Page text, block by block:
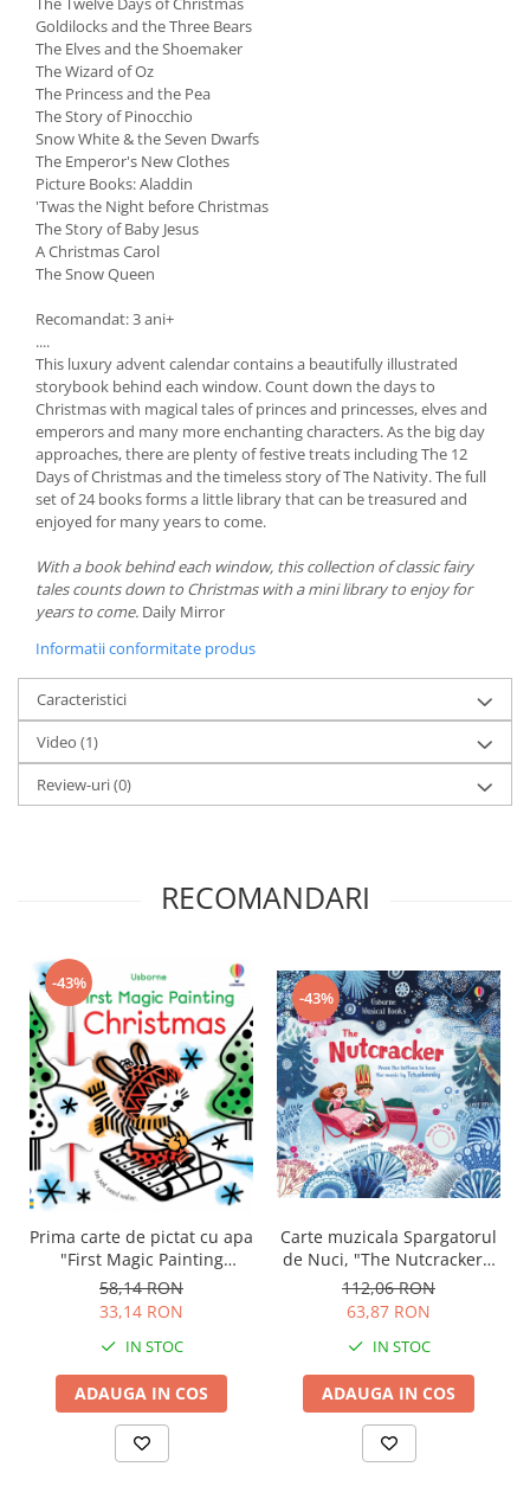
Goldilocks and the Three Bears
The Elves and the Shoemaker
The Wizard of Oz
The Princess and the Pea
The Story of Pinocchio
Snow White & the Seven Dwarfs
The Emperor's New Clothes
Picture Books: Aladdin
'Twas the Night before Christmas
The Story of Baby Jesus
A Christmas Carol
The Snow Queen
Recomandat: 3 ani+
....
This luxury advent calendar contains a beautifully illustrated
storybook behind each window. Count down the days to
Christmas with magical tales of princes and princesses, elves and
emperors and many more enchanting characters. As the big day
approaches, there are plenty of festive treats including The 12
Days of Christmas and the timeless story of The Nativity. The full
set of 24 books forms a little library that can be treasured and
enjoyed for many years to come.
With a book behind each window, this collection of classic fairy
tales counts down to Christmas with a mini library to enjoy for
years to come. Daily Mirror
Informatii conformitate produs
Caracteristici
Video (1)
Review-uri(0)
RECOMANDARI
-43%
Prima carte de pictat cu apa
"First Magic Painting
Christmas", Usborne
58,14 RON
33,14 RON
IN STOC
ADAUGA IN COS
-43%
Carte muzicala Spargatorul
de Nuci, "The Nutcracker",
cartonata, Usborne
112,06 RON
63,87 RON
IN STOC
ADAUGA IN COS